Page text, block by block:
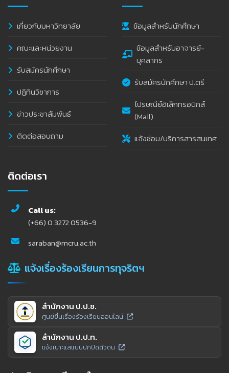
เกี่ยวกับมหาวิทยาลัย
คณะและหน่วยงาน
รับสมัครนักศึกษา
ปฏิทินวิชาการ
ข่าวประชาสัมพันธ์
ติดต่อสอบถาม
ข้อมูลสำหรับนักศึกษา
ข้อมูลสำหรับอาจารย์-
บุคลากร
รับสมัครนักศึกษา ป.ตรี
ไปรษณีย์อิเล็กทรอนิกส์
(Mail)
แจ้งซ่อม/บริการสารสนเทศ
ติดต่อเรา
Call us:
(+66) 0 3272 0536-9
saraban@mcru.ac.th
แจ้งเรื่องร้องเรียนการทุจริตฯ
สำนักงาน ป.ป.ช.
ศูนย์ยื่นเรื่องร้องเรียนออนไลน์
สำนักงาน ป.ป.ท.
แจ้งเบาะแสแบบปกปิดตัวตน